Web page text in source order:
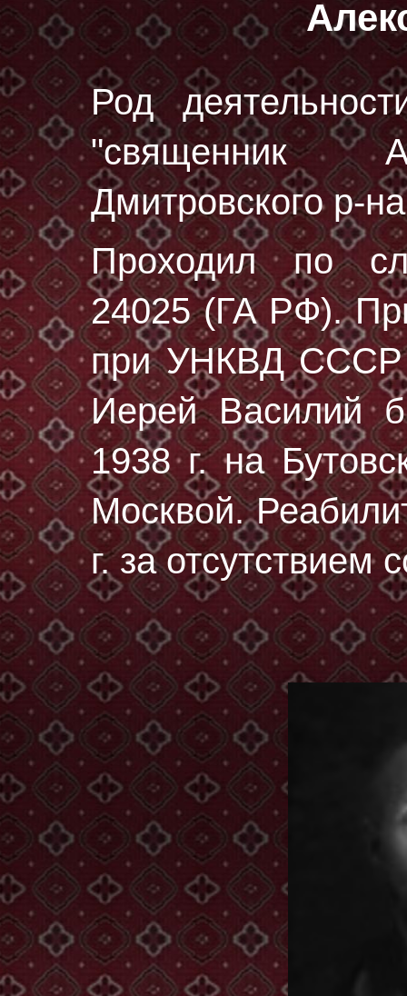
Род
"священник
Дмитровского р-
Проходил по
24025 (ГА РФ).
при УНКВД СССР
Иерей Василий
1938 г.на
Москвой.
г. за отсутствием